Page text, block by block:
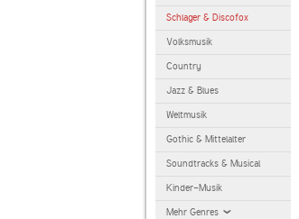
Schlager & Discofox
Volksmusik
Country
Jazz & Blues
Weltmusik
Gothic & Mittelalter
Soundtracks & Musical
Kinder-Musik
Mehr Genres